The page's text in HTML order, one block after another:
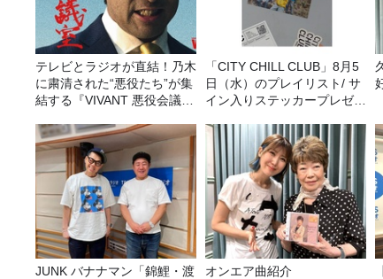
テレビとラジオが直結！乃木
に粛清された“悪役たち”が集
結する『VIVANT 悪役会議
「CITY CHILL CLUB」8月5
日（水）のプレイリスト/ サ
イン入りステッカープレゼン
JUNK バナナマン「錦鯉・渡
オンエア曲紹介